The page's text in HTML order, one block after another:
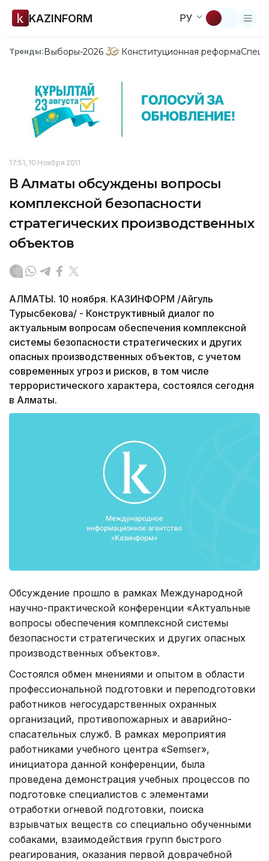
KAZINFORM РУ
Тренды:Выборы-2026 Конституционная реформа
17:51, 10 Ноября 2011
В Алматы обсуждены вопросы
комплексной безопасности
стратегических производственных
объектов
АЛМАТЫ. 10 ноября. КАЗИНФОРМ /Айгуль
Турысбекова/ - Конструктивный диалог по
актуальным вопросам обеспечения комплексной
системы безопасности стратегических и других
опасных производственных объектов, с учетом
современных угроз и рисков, в том числе
террористического характера, состоялся сегодня
в Алматы.
Обсуждение прошло в рамках Международной
научно-практической конференции «Актуальные
вопросы обеспечения комплексной системы
безопасности стратегических и других опасных
производственных объектов».
Состоялся обмен мнениями и опытом в области
профессиональной подготовки и переподготовки
работников негосударственных охранных
организаций, противопожарных и аварийно-
спасательных служб. В рамках мероприятия
работниками учебного центра «Semser»,
инициатора данной конференции, была
проведена демонстрация учебных процессов по
подготовке специалистов с элементами
отработки огневой подготовки, поиска
взрывчатых веществ со специально обученными
собаками, взаимодействия групп быстрого
реагирования, оказания первой доврачебной